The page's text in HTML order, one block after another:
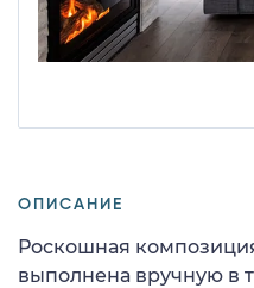
ОПИСАНИЕ
Роскошная
выполнена вручную в